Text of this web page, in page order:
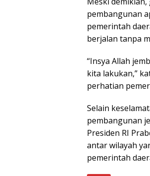
pembangunan
pemerintah
berjalan tanpa
“Insya Allah
kita lakukan,”
perhatian
Selain
pembangunan
Presiden RI
antar wilayah
pemerintah